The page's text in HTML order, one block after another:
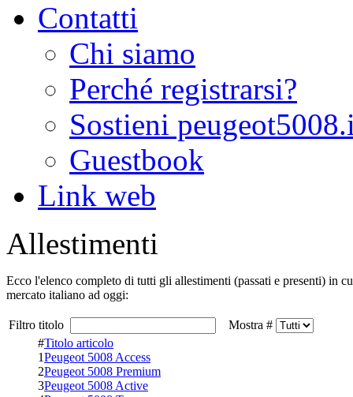
Contatti
Chi siamo
Perché registrarsi?
Sostieni
Guestbook
Link web
Allestimenti
Ecco l'elenco completo di tutti gli allestimenti (passati e presenti) in
mercato italiano ad oggi:
Filtro titolo
Mostra #
#Titolo articolo
1Peugeot 5008 Access
2Peugeot 5008 Premium
3Peugeot 5008 Active